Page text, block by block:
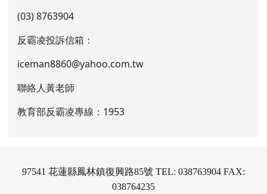
(03) 8763904
反霸凌投訴信箱：
iceman8860@yahoo.com.tw
聯絡人黃老師
教育部反霸凌專線：1953
97541 花蓮縣鳳林鎮復興路85號 TEL: 038763904 FAX:
038764235